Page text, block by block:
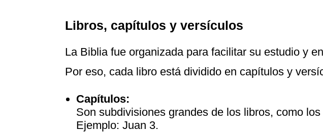
Libros, capítulos y versículos
La Biblia fue organizada para facilitar su estudio y
Por eso, cada libro está dividido en capítulos y
Capítulos:
Son subdivisiones grandes de los libros, como
Ejemplo: Juan 3.